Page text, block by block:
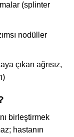
(splinter
nodüller
çıkan ağrısız,
birleştirmek
hastanın